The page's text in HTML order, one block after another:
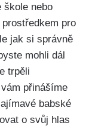
škole nebo
pro
jak ​si správně
mohli dál
trpěli
přinášíme‌
babské
⁣o svůj hlas